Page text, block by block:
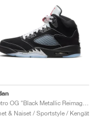
5 Retro OG "Black Metallic Reimagined"
& Naiset / Sportstyle / Kengät